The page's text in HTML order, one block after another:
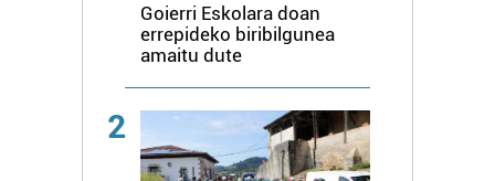
Goierri Eskolara doan
errepideko biribilgunea
amaitu dute
2